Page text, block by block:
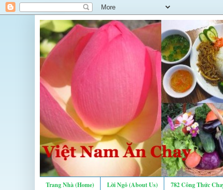
Trang Nhà (Home) Lời Ngỏ (About Us)
782 Công Thức